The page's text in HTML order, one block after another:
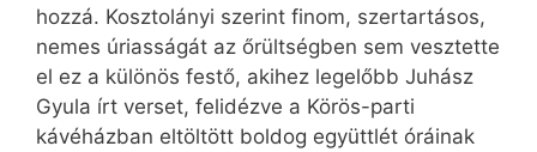
hozzá. Kosztolányi szerint finom, szertartásos,
nemes úriasságát az őrültségben sem vesztette
el ez a különös festő, akihez legelőbb Juhász
Gyula írt verset, felidézve a Körös-parti
kávéházban eltöltött boldog együttlét óráinak